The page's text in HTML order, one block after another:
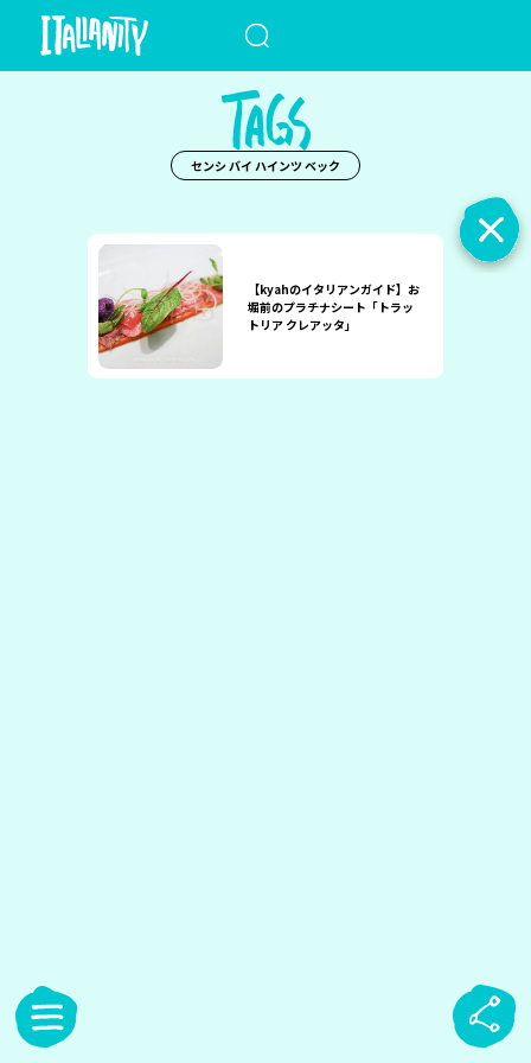
センシ バイ ハインツ ベック
【kyahのイタリアンガイド】お
堀前のプラチナシート「トラッ
トリア クレアッタ」